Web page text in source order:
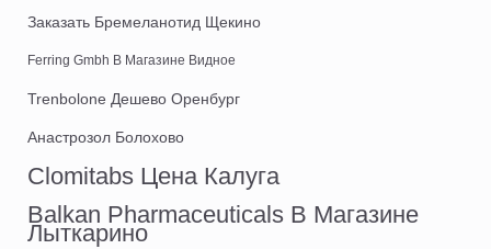
Заказать Бремеланотид Щекино
Ferring Gmbh В Магазине Видное
Trenbolone Дешево Оренбург
Анастрозол Болохово
Clomitabs Цена Калуга
Balkan Pharmaceuticals В Магазине
Лыткарино